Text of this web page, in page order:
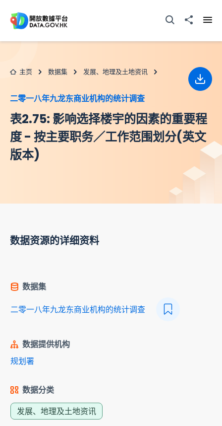
打开搜寻器分享至
主页 数据集 发展、地理及土地资讯
二零一八年九龙东商业机构的统计调查
表2.75: 影响选择楼宇的因素的重要程
度 - 按主要职务／工作范围划分(英文
版本)
下载
数据资源的详细资料
数据集
二零一八年九龙东商业机构的统计调查
数据提供机构
规划署
数据分类
发展、地理及土地资讯